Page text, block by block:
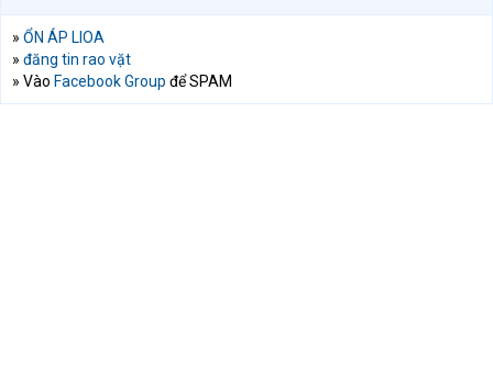
» ỔN ÁP LIOA
» đăng tin rao vặt
» Vào Facebook Group để SPAM